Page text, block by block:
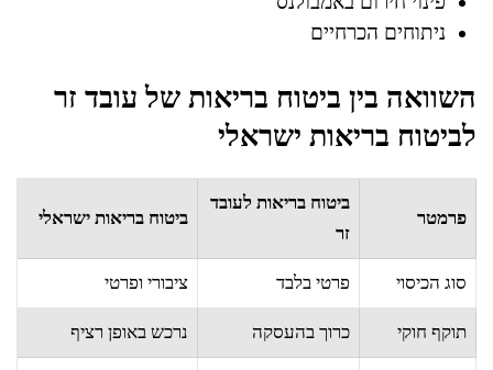
ניתוחים הכרחיים
השוואה בין ביטוח בריאות של עובד זר
לביטוח בריאות ישראלי
פרמטר
ביטוח בריאות לעובד
זר
ביטוח בריאות ישראלי
סוג הכיסוי פרטי בלבד ציבורי ופרטי
תוקף חוקי כרוך בהעסקה נרכש באופן רציף